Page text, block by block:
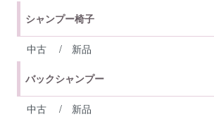
シャンプー椅子
中古 / 新品
バックシャンプー
中古 / 新品